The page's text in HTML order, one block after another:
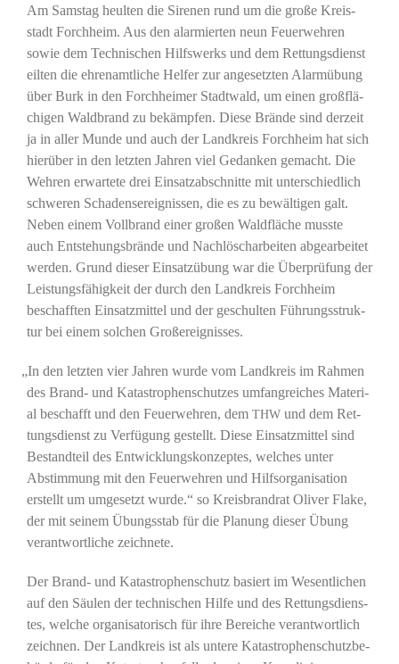
Am Sams­tag heul­ten die Sire­nen rund um die gro­ße Kreis­
stadt Forch­heim. Aus den alar­mier­ten neun Feu­er­weh­ren
sowie dem Tech­ni­schen Hilfs­werks und dem Ret­tungs­dienst
eil­ten die ehren­amt­li­che Hel­fer zur ange­setz­ten Alarm­übung
über Burk in den Forch­hei­mer Stadt­wald, um einen groß­flä­
chi­gen Wald­brand zu bekämp­fen. Die­se Brän­de sind der­zeit
ja in aller Mun­de und auch der Land­kreis Forch­heim hat sich
hier­über in den letz­ten Jah­ren viel Gedan­ken gemacht. Die
Weh­ren erwar­te­te drei Ein­satz­ab­schnit­te mit unter­schied­lich
schwe­ren Scha­dens­er­eig­nis­sen, die es zu bewäl­ti­gen galt.
Neben einem Voll­brand einer gro­ßen Wald­flä­che muss­te
auch Ent­ste­hungs­brän­de und Nach­lösch­ar­bei­ten abge­ar­bei­tet
wer­den. Grund die­ser Ein­satz­übung war die Über­prü­fung der
Leis­tungs­fä­hig­keit der durch den Land­kreis Forch­heim
beschaff­ten Ein­satz­mit­tel und der geschul­ten Füh­rungs­struk­
tur bei einem sol­chen Großereignisses.
„In den letz­ten vier Jah­ren wur­de vom Land­kreis im Rah­men
des Brand- und Kata­stro­phen­schut­zes umfang­rei­ches Mate­ri­
al beschafft und den Feu­er­weh­ren, dem THW und dem Ret­
tungs­dienst zu Ver­fü­gung gestellt. Die­se Ein­satz­mit­tel sind
Bestand­teil des Ent­wick­lungs­kon­zep­tes, wel­ches unter
Abstim­mung mit den Feu­er­weh­ren und Hilfs­or­ga­ni­sa­ti­on
erstellt um umge­setzt wur­de.“ so Kreis­brand­rat Oli­ver Fla­ke,
der mit sei­nem Übungs­stab für die Pla­nung die­ser Übung
ver­ant­wort­li­che zeichnete.
Der Brand- und Kata­stro­phen­schutz basiert im Wesent­li­chen
auf den Säu­len der tech­ni­schen Hil­fe und des Ret­tungs­diens­
tes, wel­che orga­ni­sa­to­risch für ihre Berei­che ver­ant­wort­lich
zeich­nen. Der Land­kreis ist als unte­re Kata­stro­phen­schutz­be­